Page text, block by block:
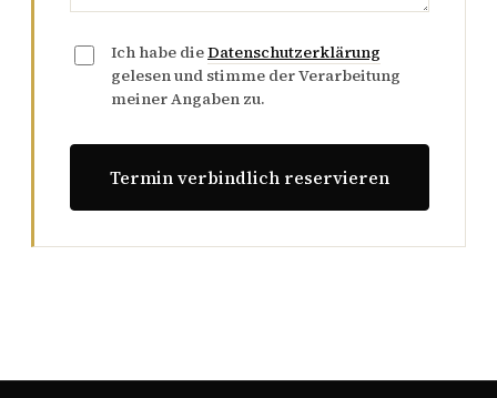
Ich habe dieDatenschutzerklärung
gelesen und stimme der Verarbeitung
meiner Angaben zu.
Termin verbindlich reservieren